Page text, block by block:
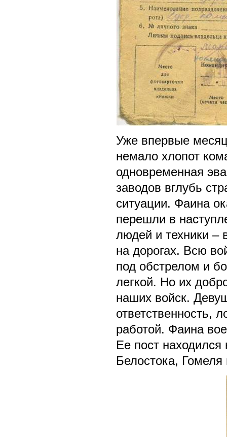
Уже впервые
немало хлопот
одновременная
заводов вглубь
ситуации. Фаина
перешли в
людей и техники –
на дорогах. Всю
под обстрелом и
легкой. Но их
наших войск.
ответственность,
работой. Фаина
Ее пост
Белостока, Гомеля